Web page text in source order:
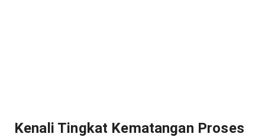
Kenali Tingkat Kematangan Proses